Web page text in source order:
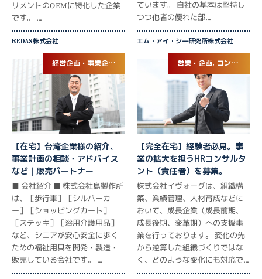
リメントのOEMに特化した企業
です。 ...
REDAS株式会社
ています。 自社の基本は堅持し
つつ他者の優れた部...
エム・アイ・シー研究所株式会社
経営企画・事業企画, 新規事業立ち上げ
【在宅】台湾企業様の紹介、
事業計画の相談・アドバイス
など｜販売パートナー
■ 会社紹介 ■ 株式会社島製作所
は、［歩行車］［シルバーカ
ー］［ショッピングカート］
［ステッキ］［浴用介護用品］
など、シニアが安心安全に歩く
ための福祉用具を開発・製造・
販売している会社です。 ...
営業・企画, コンサルタント
【完全在宅】経験者必見。事
業の拡大を担うHRコンサルタ
ント（責任者）を募集。
株式会社イヴォーグは、組織構
築、業績管理、人材育成などに
おいて、成長企業（成長前期、
成長後期、変革期）への支援事
業を行っております。 変化の先
から逆算した組織づくりではな
く、どのような変化にも対応で...